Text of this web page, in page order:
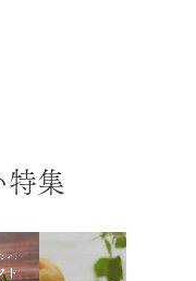
特集